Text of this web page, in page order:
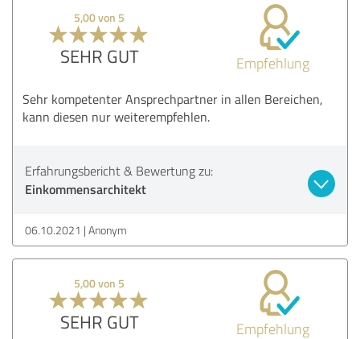
5,00 von 5
SEHR GUT Empfehlung
Sehr kompetenter Ansprechpartner in allen Bereichen,
kann diesen nur weiterempfehlen.
Erfahrungsbericht & Bewertung zu:
Einkommensarchitekt
06.10.2021 Anonym
5,00 von 5
SEHR GUT Empfehlung